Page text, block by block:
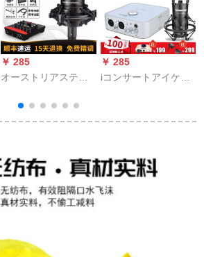
￥ 285
オーストリアスティ
ククCaAT 2035マル
クデコンサー录音専
￥ 285
iコンサートアイケン4
ン生放送通用スッピ
歌ウマイク専门设备
セジットアイケン4